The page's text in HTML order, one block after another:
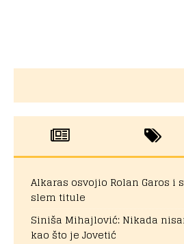
Alkaras osvojio Rolan Garos i
slem titule
Siniša Mihajlović: Nikada
kao što je Jovetić